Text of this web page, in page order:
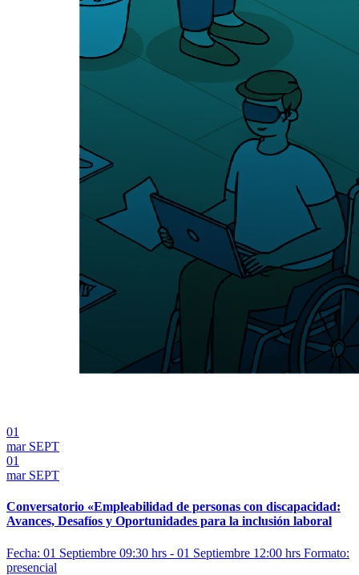
01
mar SEPT
01
mar SEPT
Conversatorio «Empleabilidad de personas con discapacidad:
Avances, Desafíos y Oportunidades para la inclusión laboral
Fecha: 01 Septiembre 09:30 hrs - 01 Septiembre 12:00 hrs Formato:
presencial